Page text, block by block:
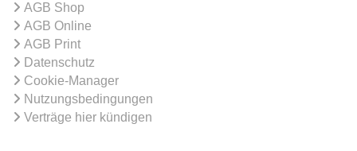
AGB Shop
AGB Online
AGB Print
Datenschutz
Cookie-Manager
Nutzungsbedingungen
Verträge hier kündigen